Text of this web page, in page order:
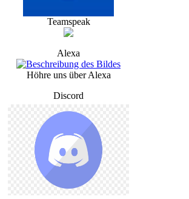
Teamspeak
Alexa
Höhre uns über Alexa
Discord